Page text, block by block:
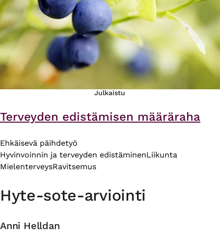
Julkaistu
Terveyden edistämisen määräraha
Ehkäisevä päihdetyö
Hyvinvoinnin ja terveyden edistäminenLiikunta
MielenterveysRavitsemus
Hyte-sote-arviointi
Anni Helldan